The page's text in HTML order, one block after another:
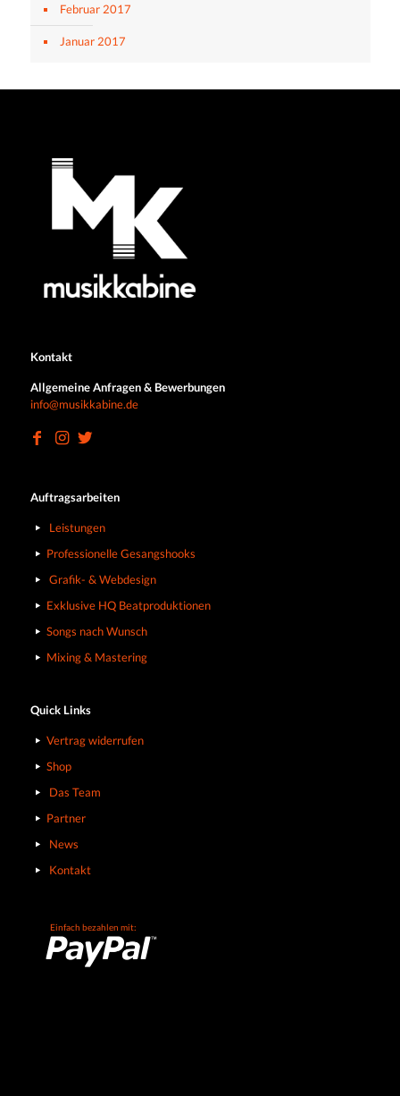
Februar 2017
Januar 2017
Kontakt
Allgemeine Anfragen & Bewerbungen
info@musikkabine.de
Auftragsarbeiten
Leistungen
Professionelle Gesangshooks
Grafik- & Webdesign
Exklusive HQ Beatproduktionen
Songs nach Wunsch
Mixing & Mastering
Quick Links
Vertrag widerrufen
Shop
Das Team
Partner
News
Kontakt
Einfach bezahlen mit: